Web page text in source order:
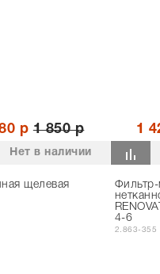
р 1 850 р
Нет в наличии
1
щелевая
4-6
2.863-355